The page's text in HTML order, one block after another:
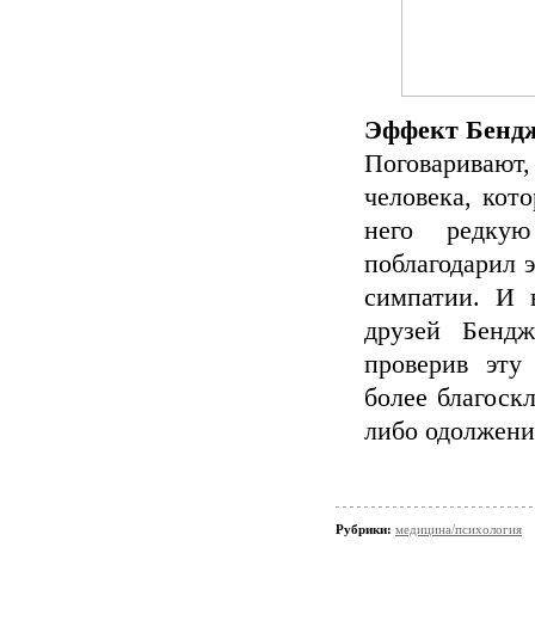
Эффект
человека,
него
поблагодарил
симпатии. И
друзей
проверив
более
либо
Рубрики: медицина/психология